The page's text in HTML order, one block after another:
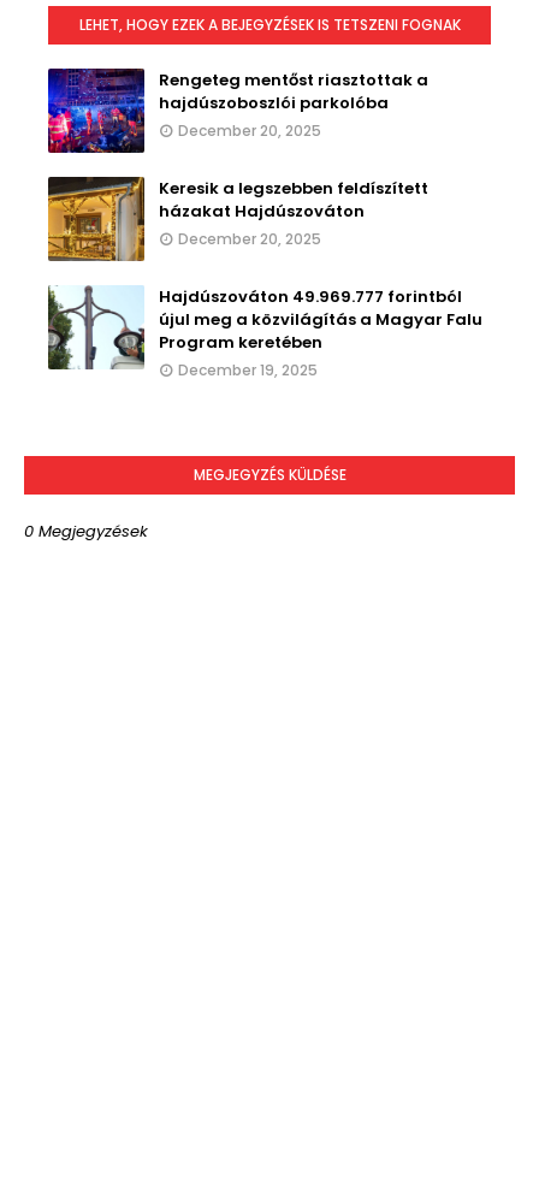
LEHET, HOGY EZEK A BEJEGYZÉSEK IS TETSZENI FOGNAK
Rengeteg mentőst riasztottak a
hajdúszoboszlói parkolóba
December 20, 2025
Keresik a legszebben feldíszített
házakat Hajdúszováton
December 20, 2025
Hajdúszováton 49.969.777 forintból
újul meg a közvilágítás a Magyar Falu
Program keretében
December 19, 2025
MEGJEGYZÉS KÜLDÉSE
0 Megjegyzések